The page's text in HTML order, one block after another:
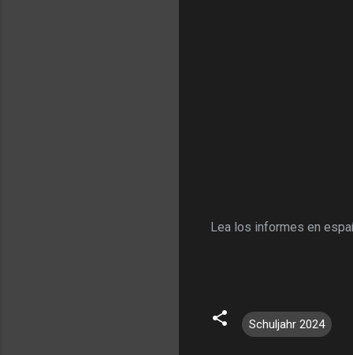
Lea los informes en
Schuljahr 2024